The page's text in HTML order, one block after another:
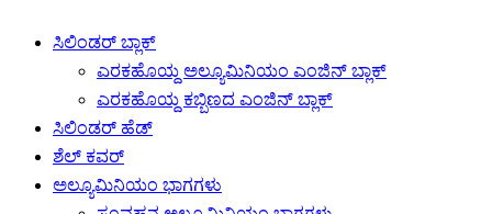
ಸಿಲಿಂಡರ್ ಬ್ಲಾಕ್
ಎರಕಹೊಯ್ದ ಅಲ್ಯೂಮಿನಿಯಂ ಎಂಜಿನ್ ಬ್ಲಾಕ್
ಎರಕಹೊಯ್ದ ಕಬ್ಬಿಣದ ಎಂಜಿನ್ ಬ್ಲಾಕ್
ಸಿಲಿಂಡರ್ ಹೆಡ್
ಶೆಲ್ ಕವರ್
ಅಲ್ಯೂಮಿನಿಯಂ ಭಾಗಗಳು